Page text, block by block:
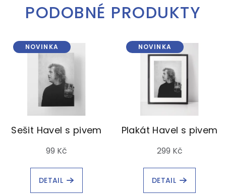
PODOBNÉ PRODUKTY
NOVINKA
Sešit Havel s pivem
99 Kč
DETAIL
NOVINKA
Plakát Havel s pivem
299 Kč
DETAIL